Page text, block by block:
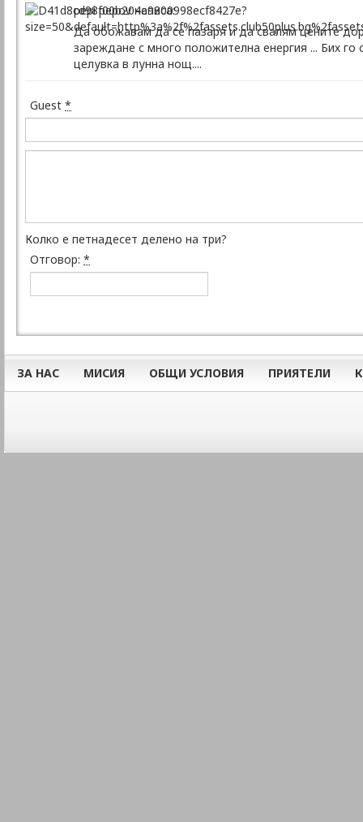
pepi pepov написа:
Да обожавам да се пазаря и да свалям цените
зареждане с много положителна енергия ... Бих
целувка в лунна нощ....
Guest *
Колко е петнадесет делено на три?
Отговор: *
ЗА НАС МИСИЯ ОБЩИ УСЛОВИЯ ПРИЯТЕЛИ